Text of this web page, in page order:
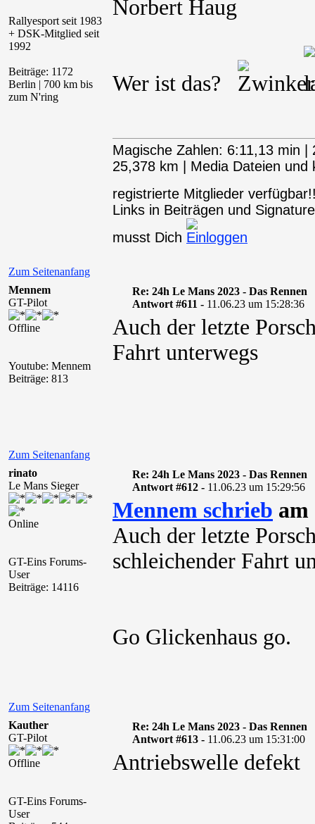
Rallyesport seit 1983
+ DSK-Mitglied seit
1992
Beiträge: 1172
Berlin | 700 km bis
zum N'ring
Norbert Haug
Wer ist das?
Zum Seitenanfang
Magische Zahlen: 6:11,13 min
25,378 km | Media Dateien
registrierte Mitglieder
Links in Beiträgen und
musst Dich
Mennem
GT-Pilot
Offline
Youtube: Mennem
Beiträge: 813
Re: 24h Le Mans 2023 - Das Rennen
Antwort #611 - 11.06.23 um 15:28:36
Auch der letzte
Fahrt unterwegs
Zum Seitenanfang
rinato
Le Mans Sieger
Online
GT-Eins Forums-
User
Beiträge: 14116
Re: 24h Le Mans 2023 - Das Rennen
Antwort #612 - 11.06.23 um 15:29:56
Mennem schrieb am
Auch der letzte
schleichender Fahrt
Go Glickenhaus go.
Zum Seitenanfang
Kauther
GT-Pilot
Offline
GT-Eins Forums-
User
Re: 24h Le Mans 2023 - Das Rennen
Antwort #613 - 11.06.23 um 15:31:00
Antriebswelle defekt